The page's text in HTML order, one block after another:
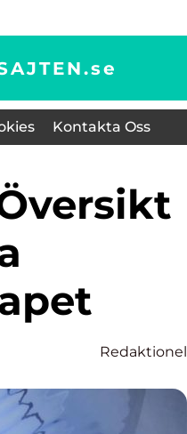
se
Kontakta Oss
Redaktionel